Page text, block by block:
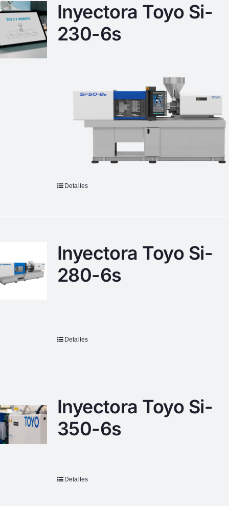
Inyectora Toyo Si-
230-6s
Detalles
Inyectora Toyo Si-
280-6s
Detalles
Inyectora Toyo Si-
350-6s
Detalles